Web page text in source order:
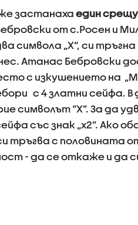
застанаха един срещу
от с.Росен и
символа „Х“, си тръгна
Атанас Бебровски
с изкушението на
с 4 златни сейфа. В
символът “X”. За да
със знак „x2”. Ако
тръгва с половината
- да се откаже и да